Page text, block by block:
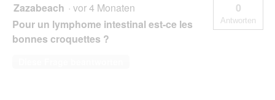
Zazabeach · vor 4 Monaten
Pour un lymphome intestinal est-ce les
bonnes croquettes ?
0
Antworten